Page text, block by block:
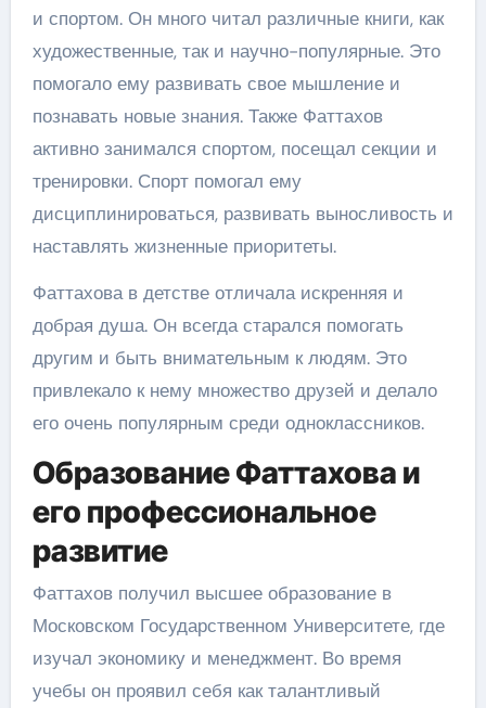
и спортом. Он много читал различные книги, как
художественные, так и научно-популярные. Это
помогало ему развивать свое мышление и
познавать новые знания. Также Фаттахов
активно занимался спортом, посещал секции и
тренировки. Спорт помогал ему
дисциплинироваться, развивать выносливость и
наставлять жизненные приоритеты.
Фаттахова в детстве отличала искренняя и
добрая душа. Он всегда старался помогать
другим и быть внимательным к людям. Это
привлекало к нему множество друзей и делало
его очень популярным среди одноклассников.
Образование Фаттахова и
его профессиональное
развитие
Фаттахов получил высшее образование в
Московском Государственном Университете, где
изучал экономику и менеджмент. Во время
учебы он проявил себя как талантливый